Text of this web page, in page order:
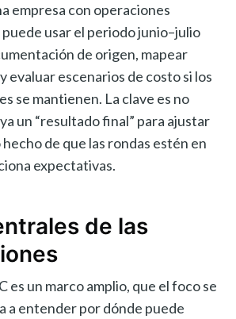
empresa con operaciones
usar el periodo junio–julio
de origen, mapear
evaluar escenarios de costo si los
se mantienen. La clave es no
un “resultado final” para ajustar
de que las rondas estén en
expectativas.
de las
es un marco amplio, que el foco se
a entender por dónde puede